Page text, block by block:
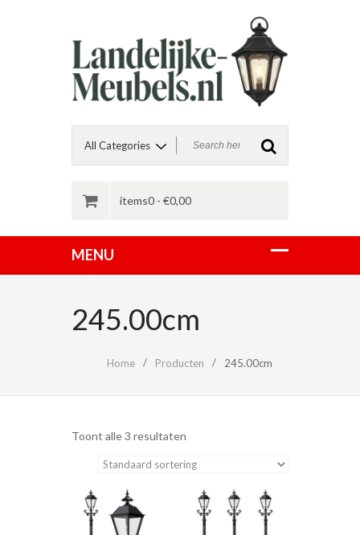
items0 - €0,00
245.00cm
Home Producten 245.00cm
Toont alle 3 resultaten